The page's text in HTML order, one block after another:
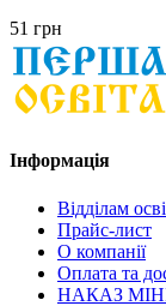
51 грн
Інформація
Відділам
Прайс-лист
О компанії
Оплата та
НАКАЗ